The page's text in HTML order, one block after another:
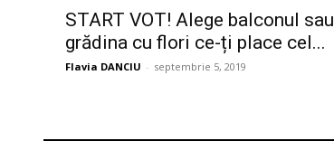
START VOT! Alege balconul sau
grădina cu flori ce-ți place cel...
Flavia DANCIU - septembrie 5, 2019